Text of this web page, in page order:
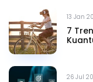
13 Jan
7
26 Jul